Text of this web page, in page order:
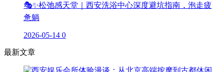
🎭✨松弛感天堂｜西安洗浴中心深度避坑指南，泡走疲
惫躺
2026-05-14 0
最新文章